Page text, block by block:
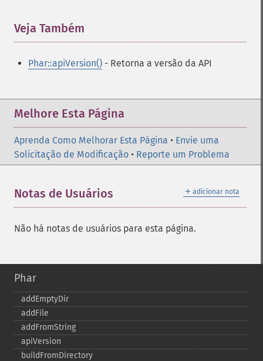
Veja Também
Phar::apiVersion() - Retorna a versão da API
Melhore Esta Página
Aprenda Como Melhorar Esta Página • Envie uma
Solicitação de Modificação • Reporte um Problema
＋ adicionar nota
Notas de Usuários
Não há notas de usuários para esta página.
Phar
addEmptyDir
addFile
addFromString
apiVersion
buildFromDirectory